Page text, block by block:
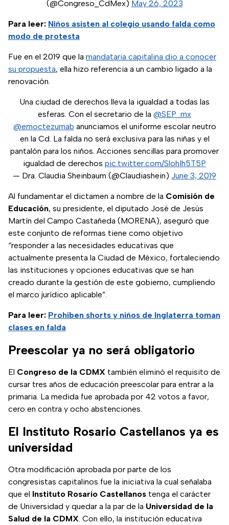
(@Congreso_CdMex) May 26, 2023
Para leer: Niños asisten al colegio usando falda como
modo de protesta
Fue en el 2019 que la mandataria capitalina dio a conocer
su propuesta, ella hizo referencia a un cambio ligado a la
renovación.
Una ciudad de derechos lleva la igualdad a todas las
esferas. Con el secretario de la @SEP_mx
@emoctezumab anunciamos el uniforme escolar neutro
en la Cd. La falda no será exclusiva para las niñas y el
pantalón para los niños. Acciones sencillas para promover
igualdad de derechos pic.twitter.com/SlohIh5T5P
— Dra. Claudia Sheinbaum (@Claudiashein) June 3, 2019
Al fundamentar el dictamen a nombre de la Comisión de
Educación, su presidente, el diputado José de Jesús
Martín del Campo Castañeda (MORENA), aseguró que
este conjunto de reformas tiene como objetivo
“responder a las necesidades educativas que
actualmente presenta la Ciudad de México, fortaleciendo
las instituciones y opciones educativas que se han
creado durante la gestión de este gobierno, cumpliendo
el marco jurídico aplicable”.
Para leer: Prohíben shorts y niños de Inglaterra toman
clases en falda
Preescolar ya no será obligatorio
El Congreso de la CDMX también eliminó el requisito de
cursar tres años de educación preescolar para entrar a la
primaria. La medida fue aprobada por 42 votos a favor,
cero en contra y ocho abstenciones.
El Instituto Rosario Castellanos ya es
universidad
Otra modificación aprobada por parte de los
congresistas capitalinos fue la iniciativa la cual señalaba
que el Instituto Rosario Castellanos tenga el carácter
de Universidad y quedar a la par de la Universidad de la
Salud de la CDMX. Con ello, la institución educativa